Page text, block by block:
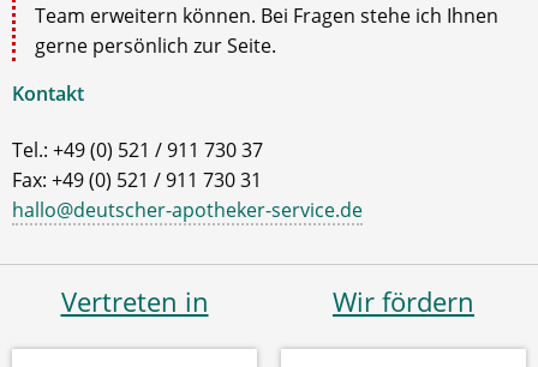
Team erweitern können. Bei Fragen stehe ich Ihnen
gerne persönlich zur Seite.
Kontakt
Tel.: +49 (0) 521 / 911 730 37
Fax: +49 (0) 521 / 911 730 31
hallo@deutscher-apotheker-service.de
Vertreten in Wir fördern